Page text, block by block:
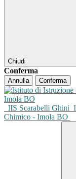
Chiudi
Conferma
Annulla Conferma
IIS Scarabelli Ghini
Chimico - Imola BO